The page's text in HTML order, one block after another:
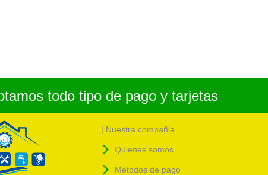
todo tipo de pago y tarjetas
| Nuestra compañia
Quienes somos
Métodos de pago